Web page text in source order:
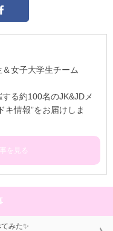
女子大学生チーム
る約100名のJK&JDメ
キ情報”をお届けしま
を見る
みた✨